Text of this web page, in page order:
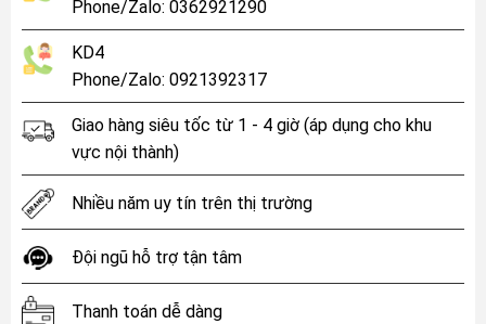
Phone/Zalo: 0362921290
KD4
Phone/Zalo: 0921392317
Giao hàng siêu tốc từ 1 - 4 giờ (áp dụng cho khu
vực nội thành)
Nhiều năm uy tín trên thị trường
Đội ngũ hỗ trợ tận tâm
Thanh toán dễ dàng